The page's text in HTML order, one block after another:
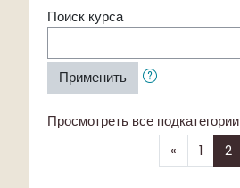
Поиск курса
Применить
Просмотреть все подкатегории
« Назад
1 2